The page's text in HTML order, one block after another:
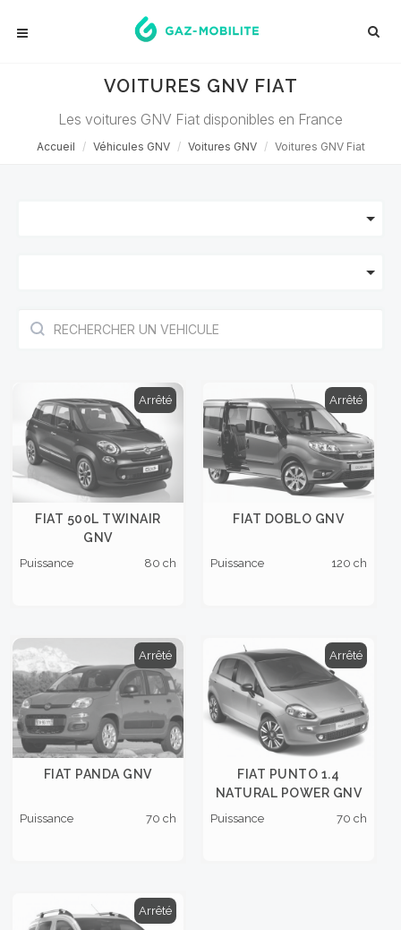
VOITURES GNV FIAT
Les voitures GNV Fiat disponibles en France
Accueil Véhicules GNV Voitures GNV Voitures GNV Fiat
FIAT 500L TWINAIR
GNV
Arrêté
Puissance 80 ch
FIAT DOBLO GNV
Arrêté
Puissance 120 ch
FIAT PANDA GNV
Arrêté
Puissance 70 ch
FIAT PUNTO 1.4
NATURAL POWER GNV
Arrêté
Puissance 70 ch
Arrêté